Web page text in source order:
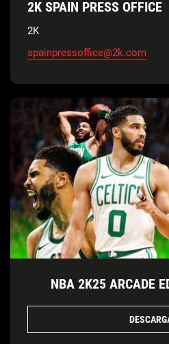
2K SPAIN PRESS OFFICE
2K
spainpressoffice@2k.com
NBA 2K25 ARCADE